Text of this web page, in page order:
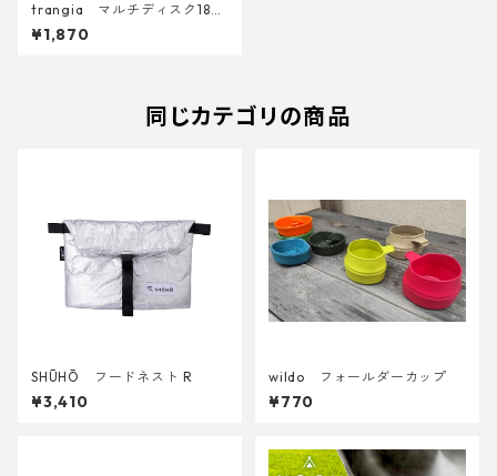
trangia マルチディスク18c
m
¥1,870
同じカテゴリの商品
SHŪHŌ フードネスト R
¥3,410
wildo フォールダーカップ
¥770